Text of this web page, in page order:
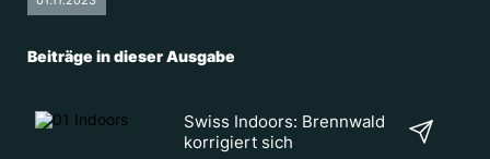
Beiträge in dieser Ausgabe
Swiss Indoors: Brennwald
korrigiert sich